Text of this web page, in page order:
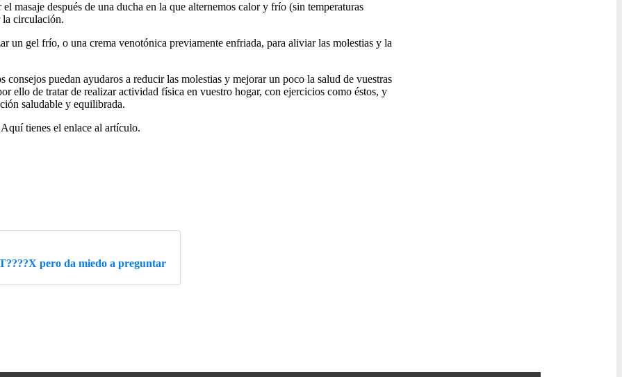
masaje después de una ducha en la que alternemos calor y frío (sin temperaturas
la circulación.
un gel frío, o una crema venotónica previamente enfriada, para aliviar las molestias y la
consejos puedan ayudaros a reducir las molestias y mejorar un poco la salud de vuestras
ello de tratar de realizar actividad física en vuestro hogar, con ejercicios como éstos, y
saludable y equilibrada.
tienes el enlace al artículo.
pero da miedo a preguntar